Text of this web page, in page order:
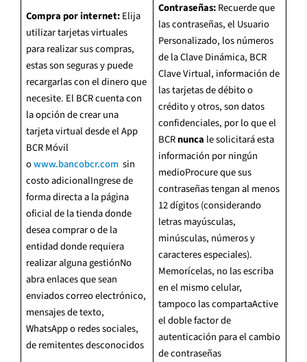
Compra por internet:Elija
utilizar tarjetas virtuales
para realizar sus compras,
estas son seguras y puede
recargarlas con el dinero que
necesite. El BCR cuenta con
la opción de crear una
tarjeta virtual desde el App
BCR Móvil
owww.bancobcr.com sin
costo adicionalIngrese de
forma directa a la página
oficial de la tienda donde
desea comprar o de la
entidad donde requiera
realizar alguna gestiónNo
abra enlaces que sean
enviados correo electrónico,
mensajes de texto,
WhatsApp o redes sociales,
de remitentes desconocidos
Contraseñas:Recuerde que
las contraseñas, el Usuario
Personalizado, los números
de la Clave Dinámica, BCR
Clave Virtual, información de
las tarjetas de débito o
crédito y otros, son datos
confidenciales, por lo que el
BCRnunca le solicitará esta
información por ningún
medioProcure que sus
contraseñas tengan al menos
12 dígitos (considerando
letras mayúsculas,
minúsculas, números y
caracteres especiales).
Memorícelas, no las escriba
en el mismo celular,
tampoco las compartaActive
el doble factor de
autenticación para el cambio
de contraseñas